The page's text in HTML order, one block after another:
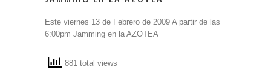
Este viernes 13 de Febrero de 2009 A partir de las
6:00pm Jamming en la AZOTEA
881 total views